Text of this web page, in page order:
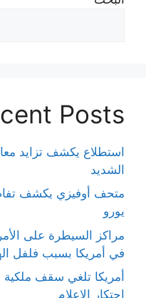
Posts
استطلاع يكشف تزايد
الشديد
يورو
مراكز السيطرة على
في أمريكا بسبب فلفل
أمريكا تلغي سقف
احتكار الإعلام